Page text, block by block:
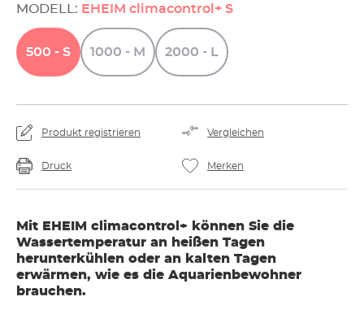
MODELL: EHEIM climacontrol+ S
500 - S 1000 - M 2000 - L
Produkt registrieren Vergleichen
Druck Merken
Mit EHEIM climacontrol+ können Sie die
Wassertemperatur an heißen Tagen
herunterkühlen oder an kalten Tagen
erwärmen, wie es die Aquarienbewohner
brauchen.